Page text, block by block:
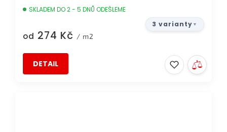
SKLADEM DO 2 - 5 DNŮ ODEŠLEME
od 274 Kč / m2
DETAIL
3 varianty